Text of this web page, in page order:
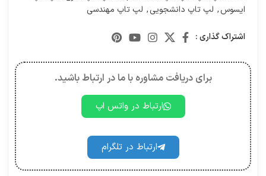
ایسوس, لپ تاپ دانشجویی, لپ تاپ مهندسی
اشتراک گذاری :
برای دریافت مشاوره با ما در ارتباط باشید.
ارتباط در واتس اپ
ارتباط در تلگرام